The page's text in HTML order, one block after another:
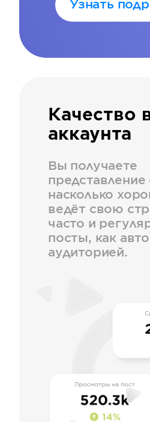
Узнать
Качество
аккаунта
Вы получаете
представление
насколько
ведёт свою
часто и
посты, как
аудиторией.